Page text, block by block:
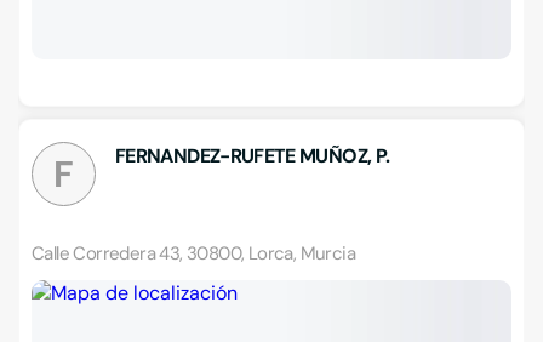
F FERNANDEZ-RUFETE MUÑOZ, P.
Calle Corredera 43, 30800, Lorca, Murcia